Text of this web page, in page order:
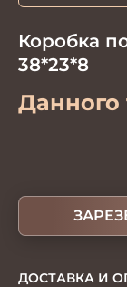
Коробка
38*23*8
Данного
ДОСТАВКА И